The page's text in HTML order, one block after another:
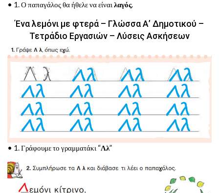
• 1. Ο παπαγάλος θα ήθελε να είναι λαγός.
Ένα λεμόνι με φτερά – Γλώσσα Α’ Δημοτικού –
Τετράδιο Εργασιών – Λύσεις Ασκήσεων
• 1. Γράφουμε το γραμματάκι “Λλ”